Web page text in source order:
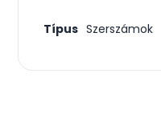
Típus Szerszámok